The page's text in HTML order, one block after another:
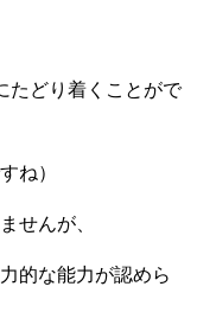
たどり着くことがで
ね）
せんが、
的な能力が認めら